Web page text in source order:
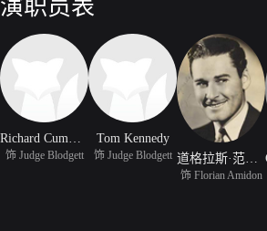
演职员表
Richard Cummings
饰 Judge Blodgett
Tom Kennedy
饰 Judge Blodgett
饰 Florian Amidon